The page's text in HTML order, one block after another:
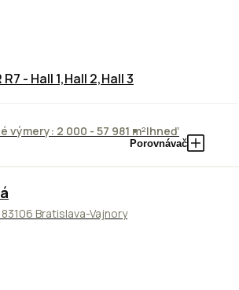
R7 - Hall 1,Hall 2,Hall 3
výmery: 2 000 - 57 981 m²Ihneď
Porovnávač
Bratislava-Vajnory